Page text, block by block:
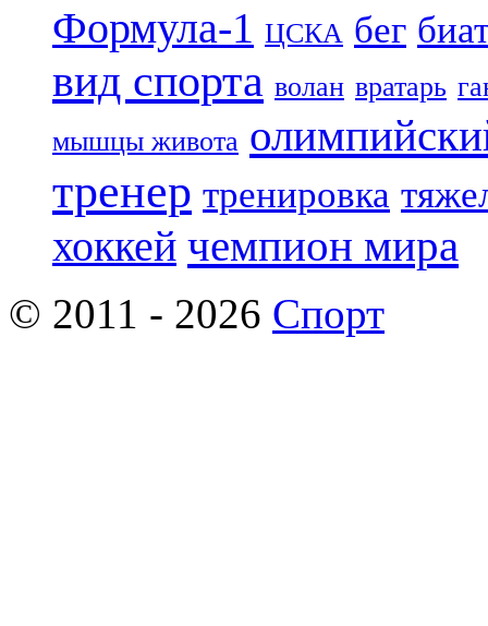
Формула-1 ЦСКА бег
вид спорта волан вратарь
мышцы живота
тренер тренировка
хоккей чемпион мира
© 2011 - 2026 Спорт